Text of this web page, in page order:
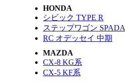
HONDA
シビック TYPE R
ステップワゴン SPADA
RC オデッセイ 中期
MAZDA
CX-8 KG系
CX-5 KF系